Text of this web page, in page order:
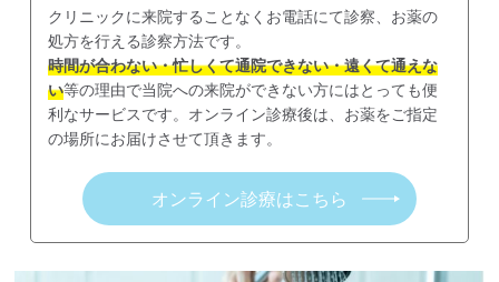
クリニックに来院することなくお電話にて診察、お薬の
処方を行える診察方法です。
時間が合わない・忙しくて通院できない・遠くて通えな
い等の理由で当院への来院ができない方にはとっても便
利なサービスです。オンライン診療後は、お薬をご指定
の場所にお届けさせて頂きます。
オンライン診療はこちら